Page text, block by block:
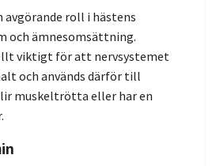
avgörande roll i hästens
och ämnesomsättning.
viktigt för att nervsystemet
och används därför till
muskeltrötta eller har en